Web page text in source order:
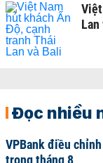
Lan
Đọc nhiều
VPBank điều
trong tháng 8